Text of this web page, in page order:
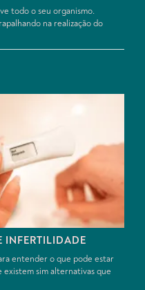
todo o seu organismo.
na realização do
INFERTILIDADE
entender o que pode estar
sim alternativas que